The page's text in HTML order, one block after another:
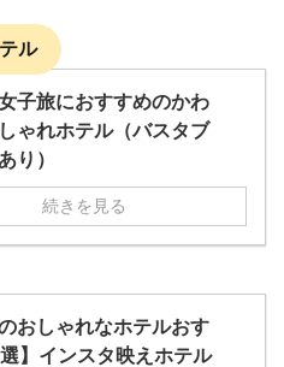
ル
子旅におすすめのかわ
ゃれホテル（バスタブ
り）
続きを見る
おしゃれなホテルおす
】インスタ映えホテル